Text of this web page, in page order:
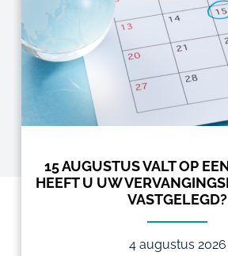
15 AUGUSTUS VALT OP
HEEFT U UW
VASTGELEGD?
4 augustus 2026